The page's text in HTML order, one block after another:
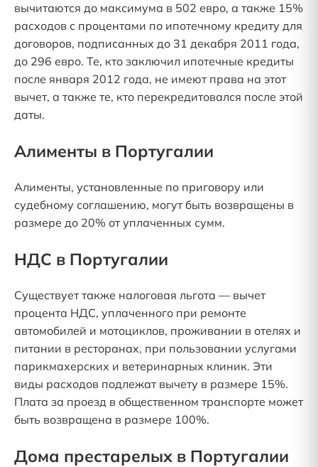
вычитаются до максимума в 502 евро, а также 15%
расходов с процентами по ипотечному кредиту для
договоров, подписанных до 31 декабря 2011 года,
до 296 евро. Те, кто заключил ипотечные кредиты
после января 2012 года, не имеют права на этот
вычет, а также те, кто перекредитовался после этой
даты.
Алименты в Португалии
Алименты, установленные по приговору или
судебному соглашению, могут быть возвращены в
размере до 20% от уплаченных сумм.
НДС в Португалии
Существует также налоговая льгота — вычет
процента НДС, уплаченного при ремонте
автомобилей и мотоциклов, проживании в отелях и
питании в ресторанах, при пользовании услугами
парикмахерских и ветеринарных клиник. Эти
виды расходов подлежат вычету в размере 15%.
Плата за проезд в общественном транспорте может
быть возвращена в размере 100%.
Дома престарелых в Португалии